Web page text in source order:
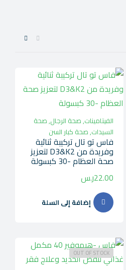
الفيتامينات,صحة الرجال,صحة
السيدات,صحة كبار السن
فاس تو تال تركيبة ثنائية
وفريدة من D3&K2 لتعزيز
صحة العظام -30 كبسولة
22.00ر.س
إضافة إلى السلة
OUT OF STOCK